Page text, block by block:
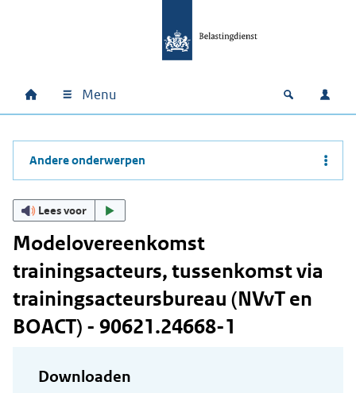
Hoofdnavigatie
Home Menu Open
Andere onderwerpen
Lees voor
Modelovereenkomst
trainingsacteurs, tussenkomst via
trainingsacteursbureau (NVvT en
BOACT) - 90621.24668-1
Downloaden